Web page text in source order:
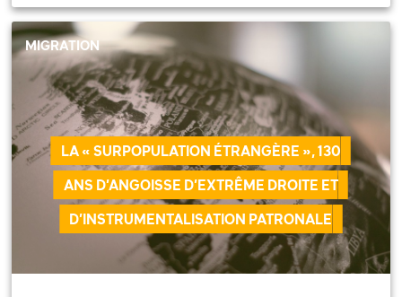
LA « SURPOPULATION ÉTRANGÈRE », 130
ANS D’ANGOISSE D’EXTRÊME DROITE ET
D’INSTRUMENTALISATION PATRONALE
MIGRATION